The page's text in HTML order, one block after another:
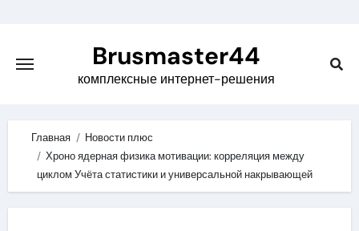
content
Brusmaster44
комплексные интернет-решения
Главная
Новости плюс
Хроно ядерная физика мотивации: корреляция между
циклом Учёта статистики и универсальной накрывающей